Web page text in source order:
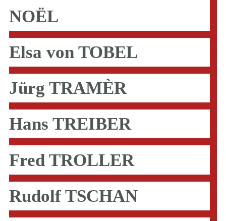
NOËL
Elsa von TOBEL
Jürg TRAMÈR
Hans TREIBER
Fred TROLLER
Rudolf TSCHAN